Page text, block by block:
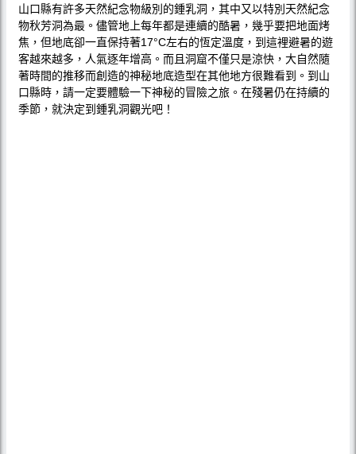
山口縣有許多天然紀念物級別的鍾乳洞，其中又以特別天然紀念
物秋芳洞為最。儘管地上每年都是連續的酷暑，幾乎要把地面烤
焦，但地底卻一直保持著17°C左右的恆定溫度，到這裡避暑的遊
客越來越多，人氣逐年增高。而且洞窟不僅只是涼快，大自然隨
著時間的推移而創造的神秘地底造型在其他地方很難看到。到山
口縣時，請一定要體驗一下神秘的冒險之旅。在殘暑仍在持續的
季節，就決定到鍾乳洞觀光吧！